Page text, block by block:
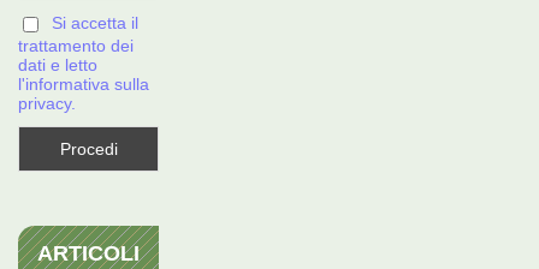
Si accetta il
trattamento dei
dati e letto
l'informativa sulla
privacy.
ARTICOLI